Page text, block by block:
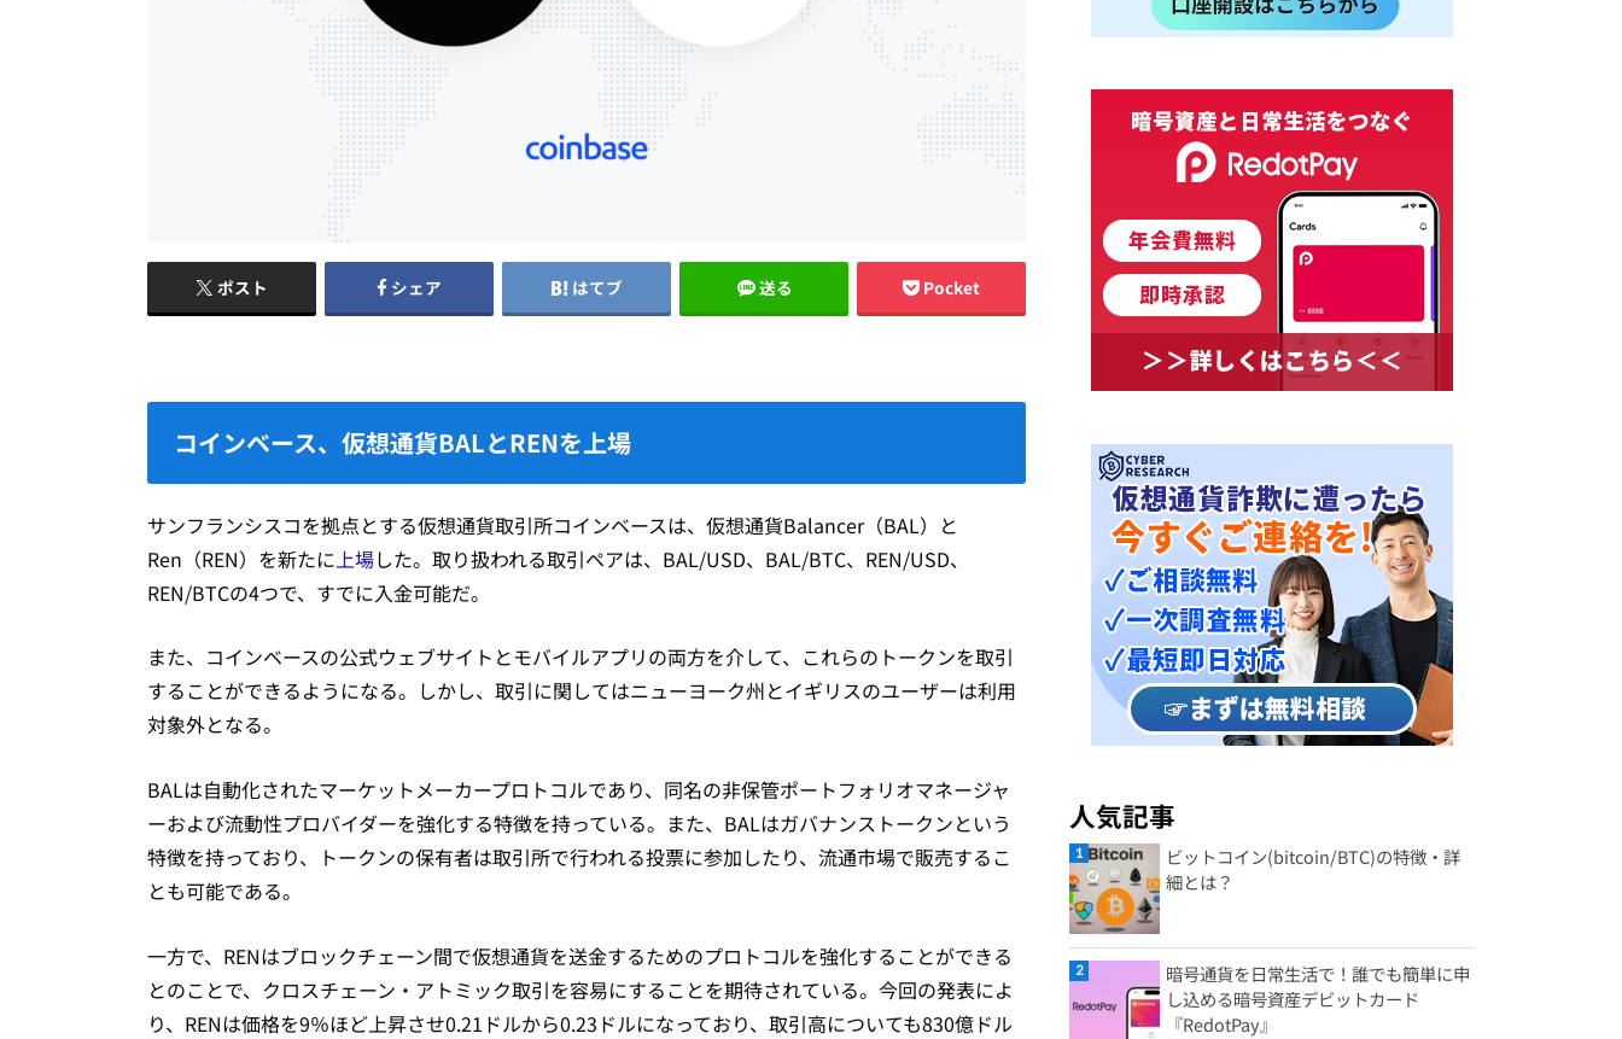
ポスト シェア はてブ 送る Pocket
コインベース、仮想通貨BALとRENを上場
サンフランシスコを拠点とする仮想通貨取引所コインベースは、仮想通貨Balancer（BAL）と
Ren（REN）を新たに 上場した。取り扱われる取引ペアは、BAL/USD、BAL/BTC、REN/USD、
REN/BTCの4つで、すでに入金可能だ。
また、コインベースの公式ウェブサイトとモバイルアプリの両方を介して、これらのトークンを取引
することができるようになる。しかし、取引に関してはニューヨーク州とイギリスのユーザーは利用
対象外となる。
BALは自動化されたマーケットメーカープロトコルであり、同名の非保管ポートフォリオマネージャ
ーおよび流動性プロバイダーを強化する特徴を持っている。また、BALはガバナンストークンという
特徴を持っており、トークンの保有者は取引所で行われる投票に参加したり、流通市場で販売するこ
とも可能である。
一方で、RENはブロックチェーン間で仮想通貨を送金するためのプロトコルを強化することができる
とのことで、クロスチェーン・アトミック取引を容易にすることを期待されている。今回の発表によ
り、RENは価格を9％ほど上昇させ0.21ドルから0.23ドルになっており、取引高についても830億ドル
人気記事
ビットコイン(bitcoin/BTC)の特徴・詳
細とは？
暗号通貨を日常生活で！誰でも簡単に申
し込める暗号資産デビットカード
『RedotPay』